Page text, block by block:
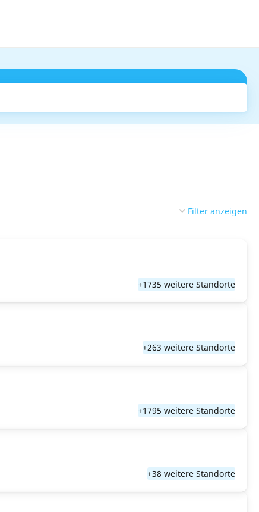
Filter anzeigen
+1735 weitere Standorte
+263 weitere Standorte
+1795 weitere Standorte
+38 weitere Standorte